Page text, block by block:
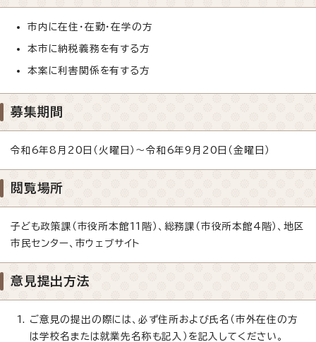
市内に在住・在勤・在学の方
本市に納税義務を有する方
本案に利害関係を有する方
募集期間
令和6年8月20日（火曜日）～令和6年9月20日（金曜日）
閲覧場所
子ども政策課（市役所本館11階）、総務課（市役所本館4階）、地区
市民センター、市ウェブサイト
意見提出方法
ご意見の提出の際には、必ず住所および氏名（市外在住の方
は学校名または就業先名称も記入）を記入してください。